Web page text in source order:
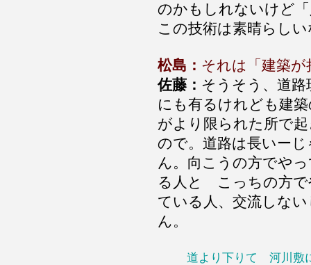
のかもしれないけど
この技術は素晴らし
松島： それは「建築
佐藤： そうそう、道路
にも有るけれども建
がより限られた所で
ので。道路は長いーじ
ん。向こうの方でや
る人と こっちの方で
ている人、交流しな
ん。
道より下りて 河川敷